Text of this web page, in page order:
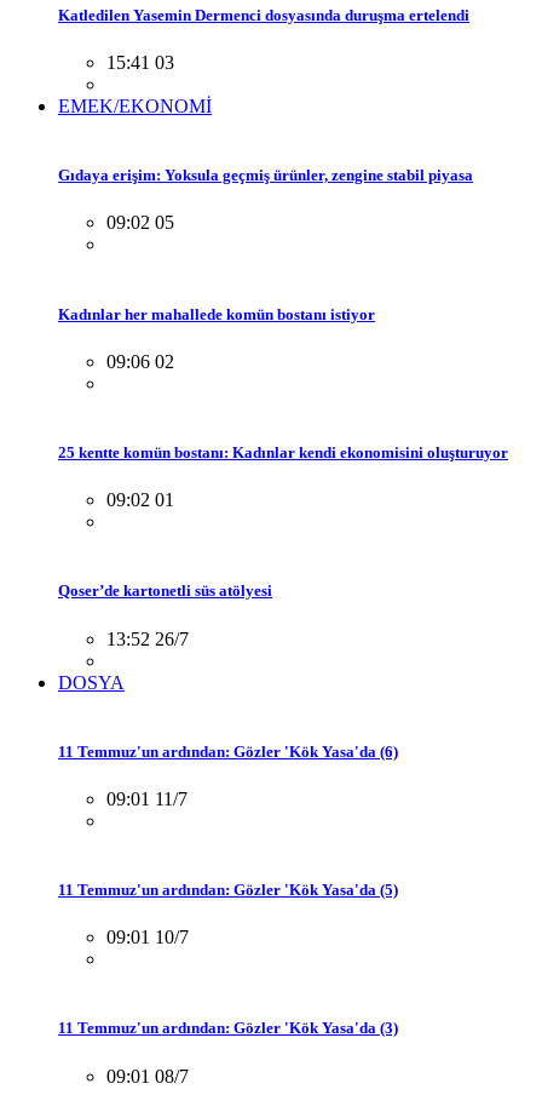
Katledilen Yasemin Dermenci dosyasında duruşma ertelendi
15:41 03
EMEK/EKONOMİ
Gıdaya erişim: Yoksula geçmiş ürünler, zengine stabil piyasa
09:02 05
Kadınlar her mahallede komün bostanı istiyor
09:06 02
25 kentte komün bostanı: Kadınlar kendi ekonomisini oluşturuyor
09:02 01
Qoser’de kartonetli süs atölyesi
13:52 26/7
DOSYA
11 Temmuz'un ardından: Gözler 'Kök Yasa'da (6)
09:01 11/7
11 Temmuz'un ardından: Gözler 'Kök Yasa'da (5)
09:01 10/7
11 Temmuz'un ardından: Gözler 'Kök Yasa'da (3)
09:01 08/7